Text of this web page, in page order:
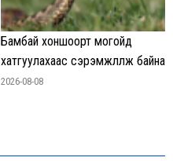
Бамбай хоншоорт могойд
хатгуулахаас сэрэмжлүүлж байна
2026-08-08